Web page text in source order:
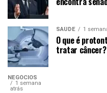
SAÚDE 1
O que é
tratar câncer?
NEGÓCIOS
1 semana
atrás